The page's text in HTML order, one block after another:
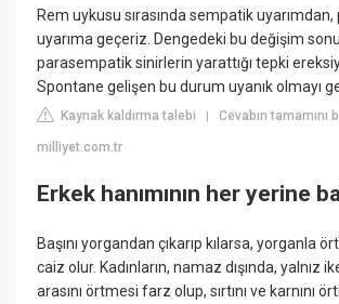
Rem uykusu sırasında sempatik
uyarıma geçeriz. Dengedeki bu değişim
parasempatik sinirlerin yarattığı tepki
Spontane gelişen bu durum uyanık olmayı
Kaynak kaldırma talebi |Cevabın tamamını
milliyet.com.tr
Erkek hanımının her yerine
Başını yorgandan çıkarıp kılarsa, yorganla
caiz olur. Kadınların, namaz dışında, yalnız
arasını örtmesi farz olup, sırtını ve karnını